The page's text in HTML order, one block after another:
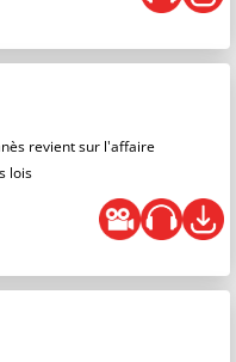
revient sur l'affaire
lois